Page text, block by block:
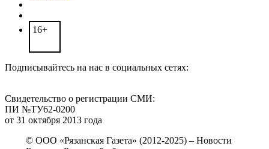
16+
Подписывайтесь на нас в социальных сетях:
Свидетельство о регистрации СМИ:
ПИ №ТУ62-0200
от 31 октября 2013 года
© ООО «Рязанская Газета» (2012-2025) – Новости